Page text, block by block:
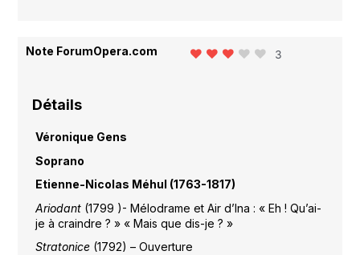
Note ForumOpera.com 3
Détails
Véronique Gens
Soprano
Etienne-Nicolas Méhul (1763-1817)
Ariodant (1799 )- Mélodrame et Air d’Ina : « Eh ! Qu’ai-
je à craindre ? » « Mais que dis-je ? »
Stratonice(1792) – Ouverture